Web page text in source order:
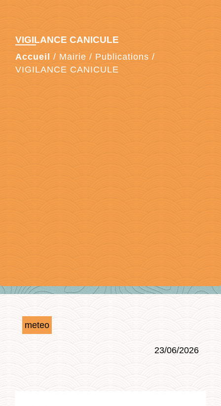
VIGILANCE CANICULE
Accueil / Mairie / Publications /
VIGILANCE CANICULE
meteo
23/06/2026